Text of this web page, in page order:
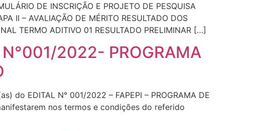
DE INSCRIÇÃO E PROJETO DE PESQUISA
II – AVALIAÇÃO DE MÉRITO RESULTADO DOS
TERMO ADITIVO 01 RESULTADO PRELIMINAR […]
N°001/2022- PROGRAMA
do EDITAL N° 001/2022 – FAPEPI – PROGRAMA DE
nos termos e condições do referido